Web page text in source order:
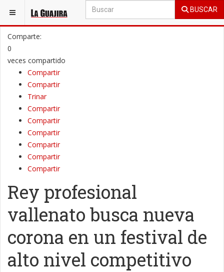
BUSCAR
ESTÁ AQUÍ: SOCIALES MÚSICA
Comparte:
0
veces compartido
Compartir
Compartir
Trinar
Compartir
Compartir
Compartir
Compartir
Compartir
Compartir
Rey profesional
vallenato busca nueva
corona en un festival de
alto nivel competitivo